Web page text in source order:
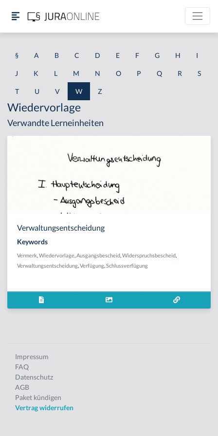
§ A B C D E F G H I
J K L M N O P Q R S
T U V W Z
Wiedervorlage
Verwandte Lerneinheiten
Verwaltungsentscheidung
Keywords
Vermerk Wiedervorlage Ausgangsbescheid Widerspruchsbescheid
Verwaltungsentscheidung Verfügung Schlussverfügung
Impressum
FAQ
Datenschutz
AGB
Paket kündigen
Vertrag widerrufen